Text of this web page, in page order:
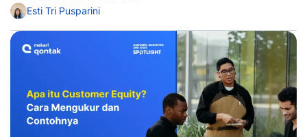
Esti Tri Pusparini